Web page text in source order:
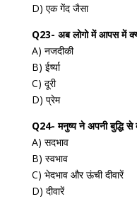
D) एक गेंद जैसा
Q23- अब लोगो में आपस में
A) नजदीकी
B) ईर्ष्या
C) दूरी
D) प्रेम
Q24- मनुष्य ने अपनी बुद्धि से
A) सदभाव
B) स्वभाव
C) भेदभाव और ऊंची दीवारें
D) दीवारें